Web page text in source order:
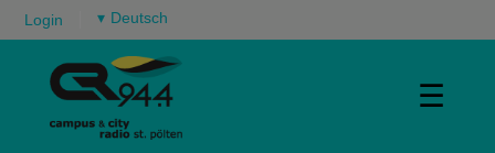
Login ▾
☰